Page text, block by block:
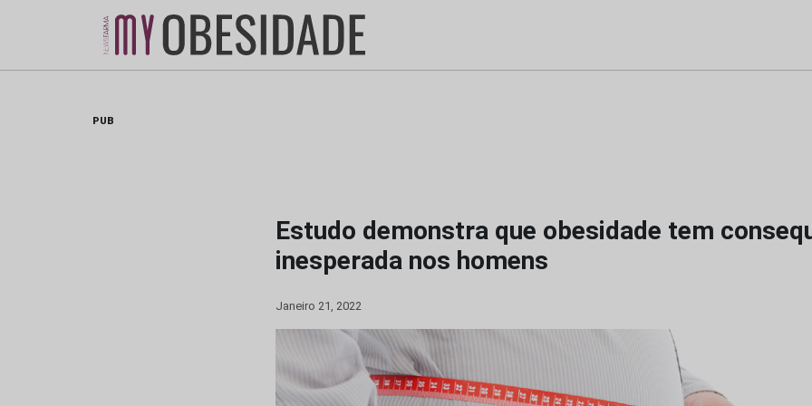
PUB
Estudo demonstra que obesidade tem
inesperada nos homens
Janeiro 21, 2022